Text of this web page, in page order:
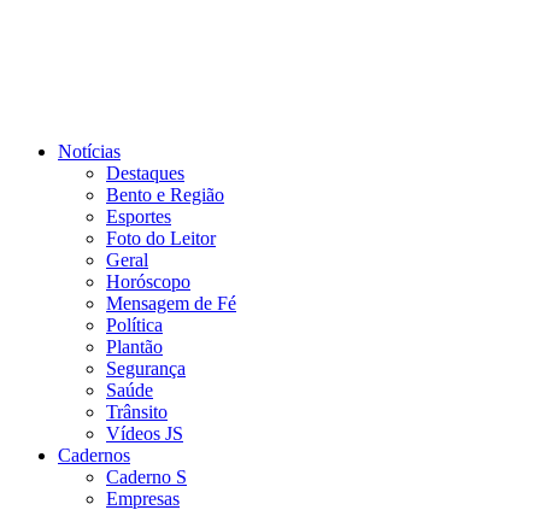
Notícias
Destaques
Bento e Região
Esportes
Foto do Leitor
Geral
Horóscopo
Mensagem de Fé
Política
Plantão
Segurança
Saúde
Trânsito
Vídeos JS
Cadernos
Caderno S
Empresas